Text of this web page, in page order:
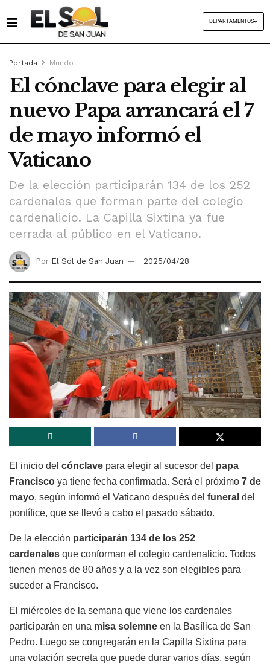
DEPARTAMENTOS
Portada Mundo
El cónclave para elegir al
nuevo Papa arrancará el 7
de mayo informó el
Vaticano
De la elección participarán 134 de los 252
cardenales que forman parte del colegio
cardenalicio. La Capilla Sixtina ya fue
cerrada al público en el Vaticano.
Por El Sol de San Juan 2025/04/28
El inicio del cónclave para elegir al sucesor del papa
Francisco ya tiene fecha confirmada. Será el próximo 7 de
mayo, según informó el Vaticano después del funeral del
pontífice, que se llevó a cabo el pasado sábado.
De la elección participarán 134 de los 252
cardenales que conforman el colegio cardenalicio. Todos
tienen menos de 80 años y a la vez son elegibles para
suceder a Francisco.
El miércoles de la semana que viene los cardenales
participarán en una misa solemne en la Basílica de San
Pedro. Luego se congregarán en la Capilla Sixtina para
una votación secreta que puede durar varios días, según